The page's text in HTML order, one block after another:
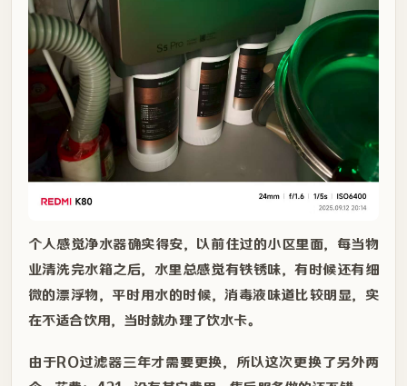
个人感觉净水器确实得安，以前住过的小区里面，每当物
业清洗完水箱之后，水里总感觉有铁锈味，有时候还有细
微的漂浮物，平时用水的时候，消毒液味道比较明显，实
在不适合饮用，当时就办理了饮水卡。
由于RO过滤器三年才需要更换，所以这次更换了另外两